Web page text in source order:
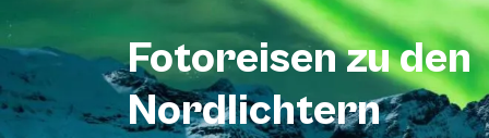
Fotoreisen zu den
Nordlichtern